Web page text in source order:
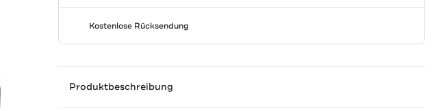
Kostenlose Rücksendung
Produktbeschreibung